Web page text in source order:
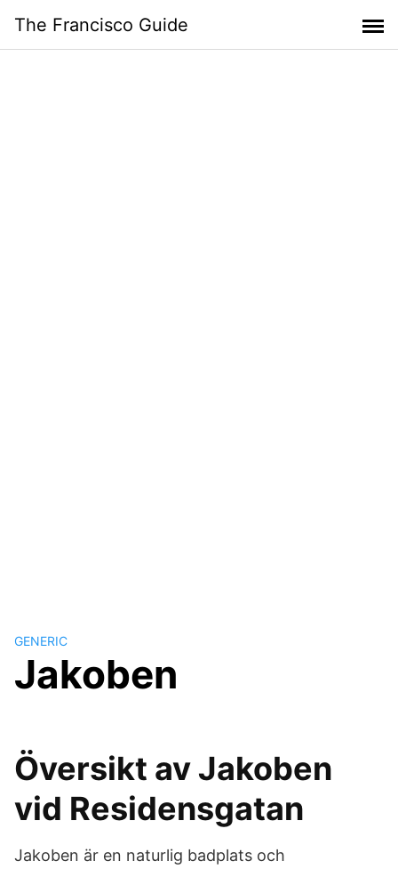
content
The Francisco Guide
GENERIC
Jakoben
Översikt av Jakoben
vid Residensgatan
Jakoben är en naturlig badplats och